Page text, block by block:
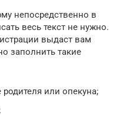
непосредственно в
весь текст не нужно.
выдаст вам
заполнить такие
или опекуна;